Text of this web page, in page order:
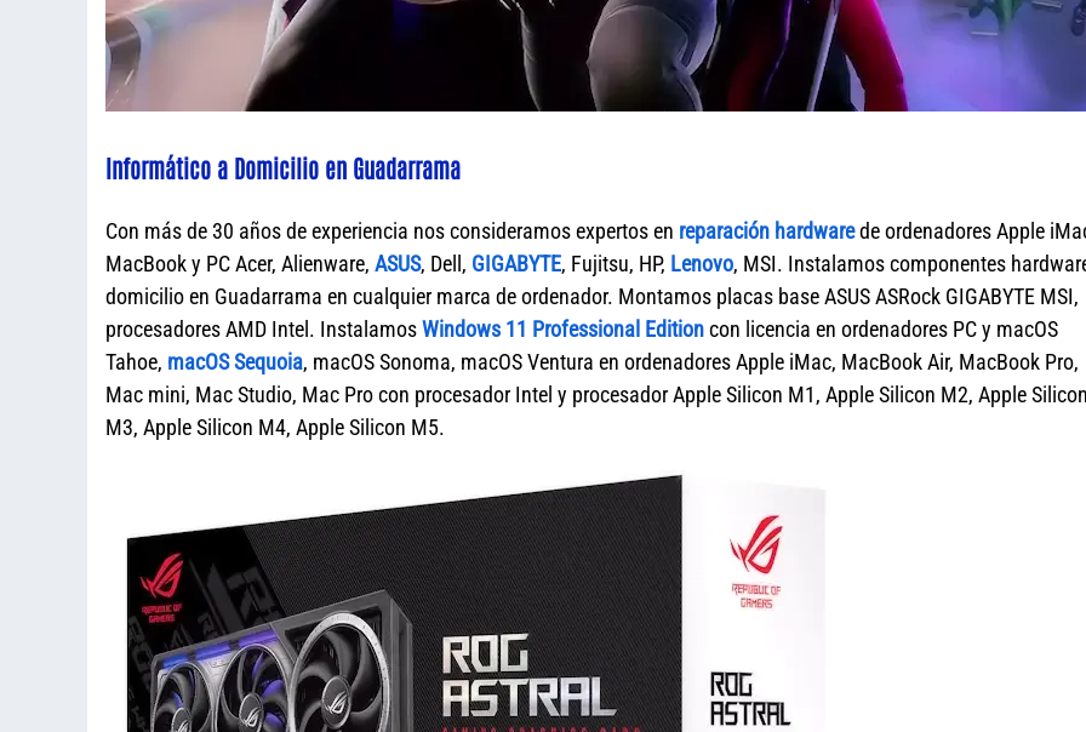
Informático a Domicilio en Guadarrama
Con más de 30 años de experiencia nos consideramos expertos en reparación hardwarede ordenadores Apple
MacBook y PC Acer, Alienware, ASUS, Dell, GIGABYTE, Fujitsu, HP, Lenovo, MSI. Instalamos componentes
domicilio en Guadarrama en cualquier marca de ordenador. Montamos placas base ASUS ASRock GIGABYTE MSI,
procesadores AMD Intel. InstalamosWindows 11 Professional Editioncon licencia en ordenadores PC y macOS
Tahoe, macOS Sequoia, macOS Sonoma, macOS Ventura en ordenadores Apple iMac, MacBook Air, MacBook Pro,
Mac mini, Mac Studio, Mac Pro con procesador Intel y procesador Apple Silicon M1, Apple Silicon M2, Apple
M3, Apple Silicon M4, Apple Silicon M5.